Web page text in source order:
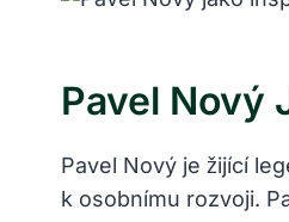
Pavel Nový
Pavel Nový je žijící
k osobnímu rozvoji.